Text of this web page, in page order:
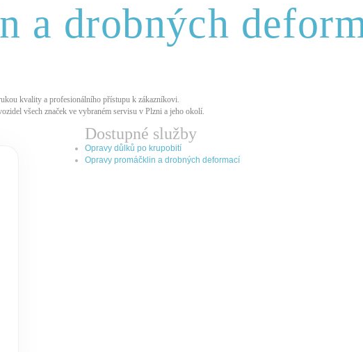
a drobných
kvality a profesionálního přístupu k zákazníkovi.
všech značek ve vybraném servisu v Plzni a jeho okolí.
Dostupné služby
Opravy důlků po krupobití
Opravy promáčklin a drobných deformací